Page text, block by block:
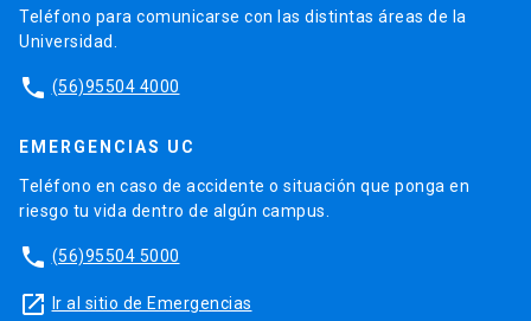
Teléfono para comunicarse con las distintas áreas de la
Universidad.
phone (56)95504 4000
EMERGENCIAS UC
Teléfono en caso de accidente o situación que ponga en
riesgo tu vida dentro de algún campus.
phone (56)95504 5000
launch Ir al sitio de Emergencias